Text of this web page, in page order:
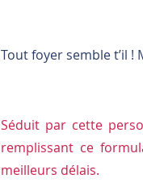
Tout foyer semble t’il
Séduit par cette
remplissant ce
meilleurs délais.